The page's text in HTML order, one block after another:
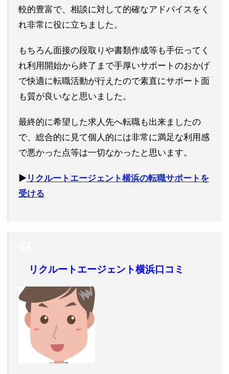
較的豊富で、相談に対して的確なアドバイスをく
れ非常に役に立ちました。
もちろん面接の段取りや書類作成等も手伝ってく
れ利用開始から終了まで手厚いサポートのおかげ
で快適に転職活動が行えたので素直にサポート面
も質が良いなと思いました。
最終的に希望した求人先へ転職も出来ましたの
で、総合的に見て個人的には非常に満足な利用感
で悪かった点等は一切なかったと思います。
▶︎ リクルートエージェント横浜の転職サポートを
受ける
リクルートエージェント横浜口コミ